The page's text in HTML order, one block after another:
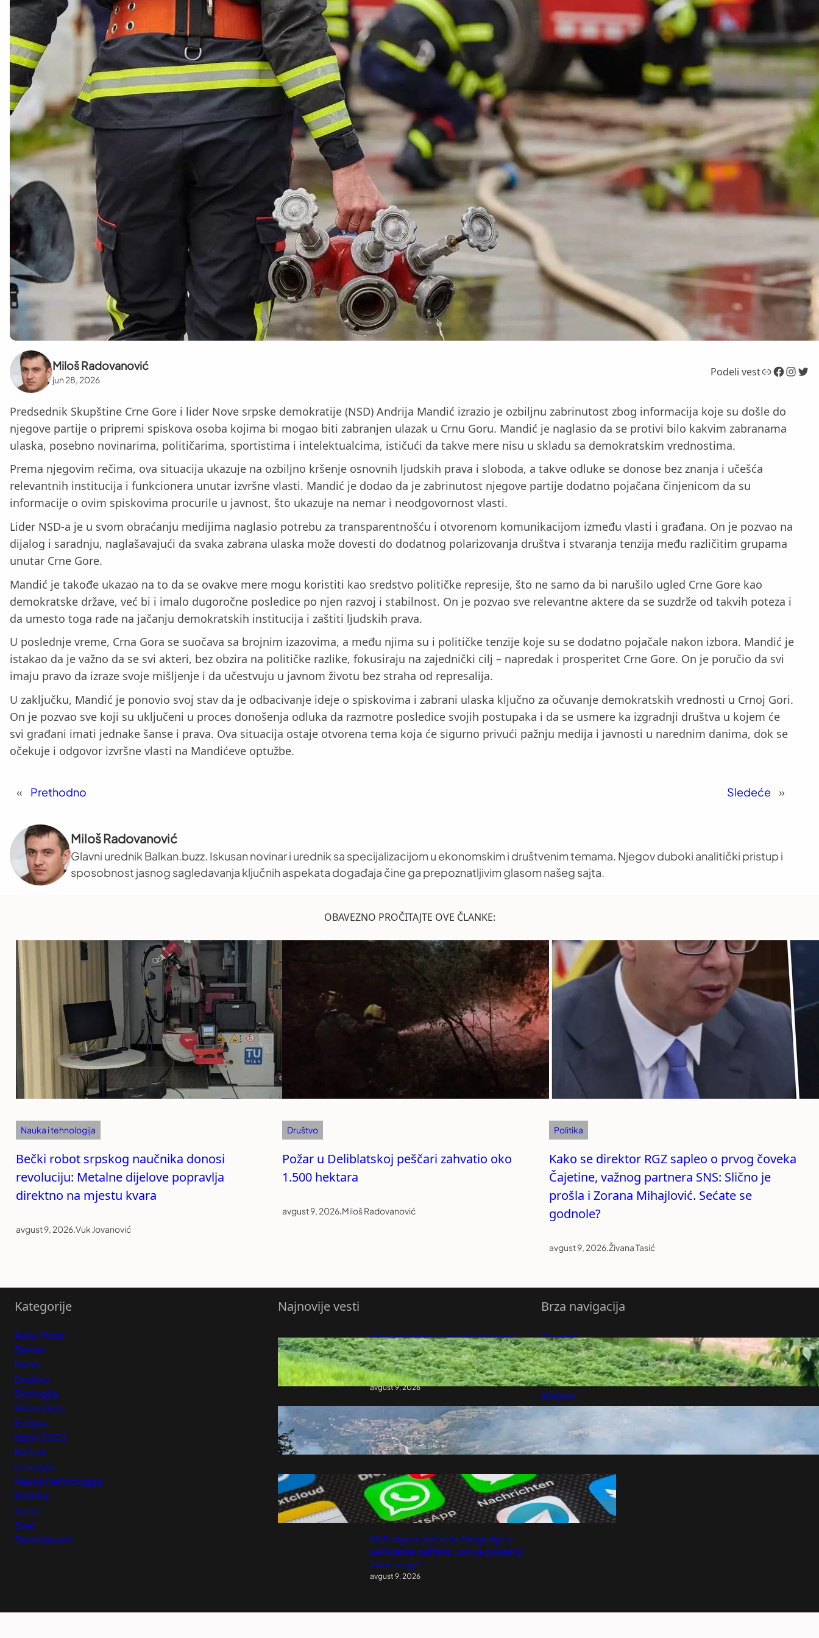
Miloš Radovanović
jun 28, 2026
Podeli vestLink Facebook InstagramTwitter
Predsednik Skupštine Crne Gore i lider Nove srpske demokratije (NSD) Andrija Mandić izrazio je ozbiljnu zabrinutost zbog informacija koje su došle do
njegove partije o pripremi spiskova osoba kojima bi mogao biti zabranjen ulazak u Crnu Goru. Mandić je naglasio da se protivi bilo kakvim zabranama
ulaska, posebno novinarima, političarima, sportistima i intelektualcima, ističući da takve mere nisu u skladu sa demokratskim vrednostima.
Prema njegovim rečima, ova situacija ukazuje na ozbiljno kršenje osnovnih ljudskih prava i sloboda, a takve odluke se donose bez znanja i učešća
relevantnih institucija i funkcionera unutar izvršne vlasti. Mandić je dodao da je zabrinutost njegove partije dodatno pojačana činjenicom da su
informacije o ovim spiskovima procurile u javnost, što ukazuje na nemar i neodgovornost vlasti.
Lider NSD-a je u svom obraćanju medijima naglasio potrebu za transparentnošću i otvorenom komunikacijom između vlasti i građana. On je pozvao na
dijalog i saradnju, naglašavajući da svaka zabrana ulaska može dovesti do dodatnog polarizovanja društva i stvaranja tenzija među različitim grupama
unutar Crne Gore.
Mandić je takođe ukazao na to da se ovakve mere mogu koristiti kao sredstvo političke represije, što ne samo da bi narušilo ugled Crne Gore kao
demokratske države, već bi i imalo dugoročne posledice po njen razvoj i stabilnost. On je pozvao sve relevantne aktere da se suzdrže od takvih poteza i
da umesto toga rade na jačanju demokratskih institucija i zaštiti ljudskih prava.
U poslednje vreme, Crna Gora se suočava sa brojnim izazovima, a među njima su i političke tenzije koje su se dodatno pojačale nakon izbora. Mandić je
istakao da je važno da se svi akteri, bez obzira na političke razlike, fokusiraju na zajednički cilj – napredak i prosperitet Crne Gore. On je poručio da svi
imaju pravo da izraze svoje mišljenje i da učestvuju u javnom životu bez straha od represalija.
U zaključku, Mandić je ponovio svoj stav da je odbacivanje ideje o spiskovima i zabrani ulaska ključno za očuvanje demokratskih vrednosti u Crnoj Gori.
On je pozvao sve koji su uključeni u proces donošenja odluka da razmotre posledice svojih postupaka i da se usmere ka izgradnji društva u kojem će
svi građani imati jednake šanse i prava. Ova situacija ostaje otvorena tema koja će sigurno privući pažnju medija i javnosti u narednim danima, dok se
očekuje i odgovor izvršne vlasti na Mandićeve optužbe.
« Prethodno Sledeće »
Miloš Radovanović
Glavni urednik Balkan.buzz. Iskusan novinar i urednik sa specijalizacijom u ekonomskim i društvenim temama. Njegov duboki analitički pristup i
sposobnost jasnog sagledavanja ključnih aspekata događaja čine ga prepoznatljivim glasom našeg sajta.
OBAVEZNO PROČITAJTE OVE ČLANKE:
Nauka i tehnologija
Bečki robot srpskog naučnika donosi
revoluciju: Metalne dijelove popravlja
direktno na mjestu kvara
avgust 9, 2026.Vuk Jovanović
Društvo
Požar u Deliblatskoj peščari zahvatio oko
1.500 hektara
avgust 9, 2026.Miloš Radovanović
Politika
Kako se direktor RGZ sapleo o prvog čoveka
Čajetine, važnog partnera SNS: Slično je
prošla i Zorana Mihajlović. Sećate se
godnole?
avgust 9, 2026.Živana Tasić
Kategorije
Auto-Moto
Balkan
Biznis
Društvo
Ekologija
Ekonomija
Evropa
Izbori 2023
Kultura
Lifestyle
Nauka i tehnologija
Politika
Sport
Svet
Zanimljivosti
Najnovije vesti
Poljoprivrednik iz sela kod Trstenika
nakon 30 godina isekao šljivik od preko
1.000 stabala: Više ne može da pokrije
troškove proizvodnje
avgust 9, 2026
U Severnoj Makedoniji aktivna dva
požara, jednan pod kontrolom, 22
ugašena
avgust 9, 2026
Volite WhatsApp stikere? ChatGPT bi
uskoro mogao olakšati njihovo pravljenje
avgust 9, 2026
MUP objavio potresne fotografije iz
Deliblatske peščare: „Ovo je poslednji
atom snage“
avgust 9, 2026
Brza navigacija
O nama
Predloži Vest
Pretplatite se na vesti
Karijera
Marketing
Kontakt